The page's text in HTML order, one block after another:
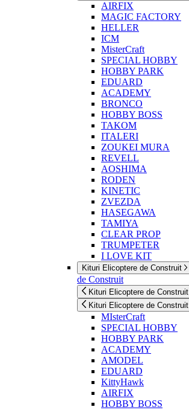
AIRFIX
MAGIC FACTORY
HELLER
ICM
MisterCraft
SPECIAL HOBBY
HOBBY PARK
EDUARD
ACADEMY
BRONCO
HOBBY BOSS
TAKOM
ITALERI
ZOUKEI MURA
REVELL
AOSHIMA
RODEN
KINETIC
ZVEZDA
HASEGAWA
TAMIYA
CLEAR PROP
TRUMPETER
I LOVE KIT
Kituri Elicoptere de Construit
de Construit
Kituri Elicoptere de Construit
Kituri Elicoptere de Construit
MIsterCraft
SPECIAL HOBBY
HOBBY PARK
ACADEMY
AMODEL
EDUARD
KittyHawk
AIRFIX
HOBBY BOSS